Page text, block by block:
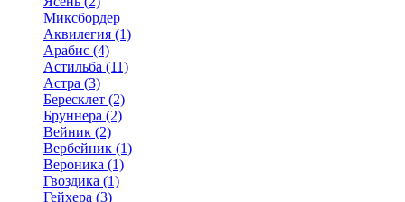
Миксбордер
Аквилегия (1)
Арабис (4)
Астильба (11)
Астра (3)
Бересклет (2)
Бруннера (2)
Вейник (2)
Вербейник (1)
Вероника (1)
Гвоздика (1)
Гейхера (3)